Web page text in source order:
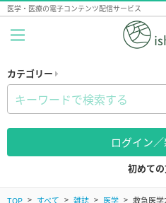
医学・医療の電子コンテンツ配信サービス
カテゴリー
ログイン
初めて
TOP すべて 雑誌 医学 救急医